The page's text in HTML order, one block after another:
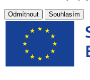
Odmítnout Souhlasím